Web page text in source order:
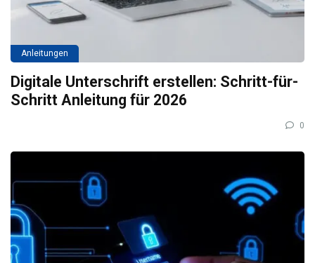
Anleitungen
Digitale Unterschrift erstellen: Schritt-für-
Schritt Anleitung für 2026
0